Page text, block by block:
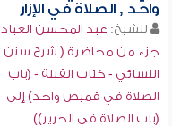
واحد , الصلاة في الإزار
للشيخ: عبد المحسن العباد
جزء من محاضرة ( شرح سنن
النسائي - كتاب القبلة - (باب
الصلاة في قميص واحد) إلى
(باب الصلاة في الحرير))